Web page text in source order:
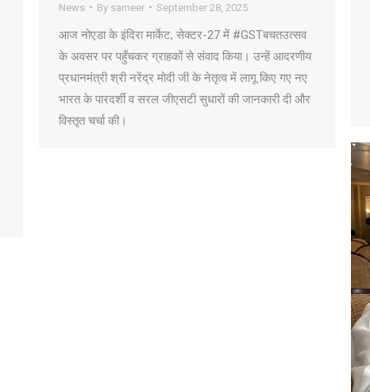
News By sameer September 28, 2025
आज नोएडा के इंदिरा मार्केट, सेक्टर-27 में #GSTबचतउत्सव
के अवसर पर पहुँचकर ग्राहकों से संवाद किया। उन्हें आदरणीय
प्रधानमंत्री श्री नरेंद्र मोदी जी के नेतृत्व में लागू किए गए नए
भारत के पारदर्शी व सरल जीएसटी सुधारों की जानकारी दी और
विस्तृत चर्चा की।